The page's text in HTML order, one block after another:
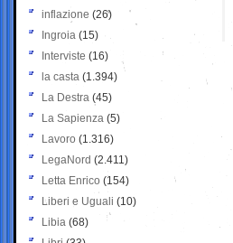
inflazione (26)
Ingroia (15)
Interviste (16)
la casta (1.394)
La Destra (45)
La Sapienza (5)
Lavoro (1.316)
LegaNord (2.411)
Letta Enrico (154)
Liberi e Uguali (10)
Libia (68)